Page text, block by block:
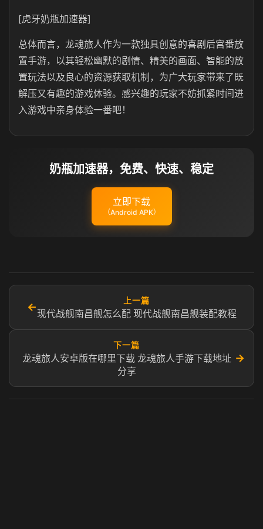
[虎牙奶瓶加速器]
总体而言，龙魂旅人作为一款独具创意的喜剧后宫番放
置手游，以其轻松幽默的剧情、精美的画面、智能的放
置玩法以及良心的资源获取机制，为广大玩家带来了既
解压又有趣的游戏体验。感兴趣的玩家不妨抓紧时间进
入游戏中亲身体验一番吧！
奶瓶加速器，免费、快速、稳定
立即下载
（Android APK）
←
上一篇
现代战舰南昌舰怎么配 现代战舰南昌舰装配教程
下一篇
龙魂旅人安卓版在哪里下载 龙魂旅人手游下载地址
分享
→